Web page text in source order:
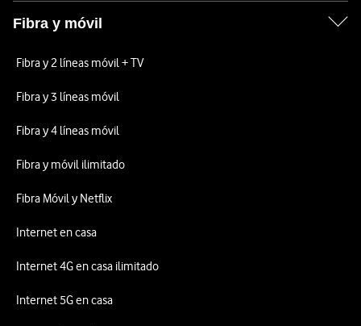
Fibra y móvil
Fibra y 2 líneas móvil + TV
Fibra y 3 líneas móvil
Fibra y 4 líneas móvil
Fibra y móvil ilimitado
Fibra Móvil y Netflix
Internet en casa
Internet 4G en casa ilimitado
Internet 5G en casa